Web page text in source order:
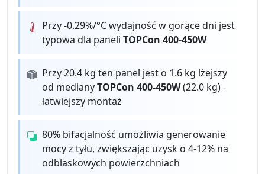
Przy -0.29%/°C wydajność w gorące dni jest
typowa dla paneliTOPCon 400-450W
Przy 20.4 kg ten panel jest o 1.6 kg lżejszy
od medianyTOPCon 400-450W(22.0 kg) -
łatwiejszy montaż
80% bifacjalność umożliwia generowanie
mocy z tyłu, zwiększając uzysk o 4-12% na
odblaskowych powierzchniach